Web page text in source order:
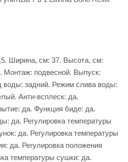
Ширина, см: 37. Высота, см:
подвесной. Выпуск:
воды: задний. Режим слива воды:
Анти-всплеск: да.
да. Функция биде: да.
да. Регулировка температуры
да. Регулировка температуры
да. Регулировка положения
температуры сушки: да.